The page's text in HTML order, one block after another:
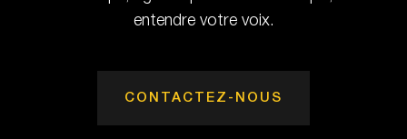
entendre votre voix.
CONTACTEZ-NOUS